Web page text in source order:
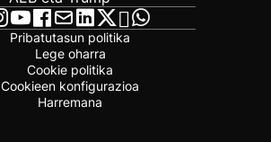
Pribatutasun politika
Lege oharra
Cookie politika
Cookieen konfigurazioa
Harremana